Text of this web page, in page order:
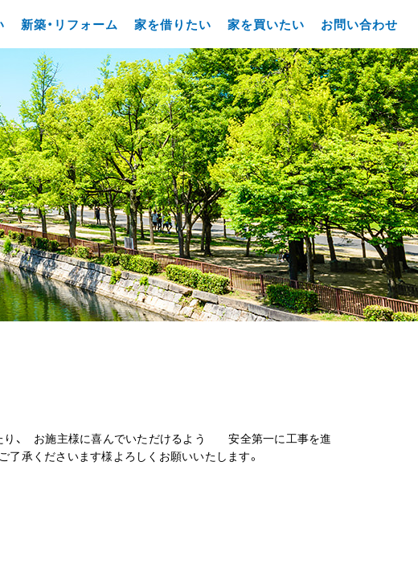
新築・リフォーム 家を借りたい 家を買いたい お問い合わせ
、 お施主様に喜んでいただけるよう 安全第一に工事を進
了承くださいます様よろしくお願いいたします。